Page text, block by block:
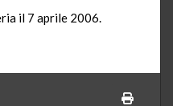
il 7 aprile 2006.